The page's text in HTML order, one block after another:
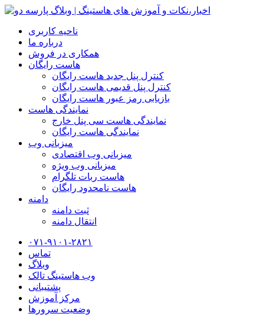
ناحیه کاربری
درباره ما
همکاری در فروش
هاست رایگان
کنترل پنل جدید هاست رایگان
کنترل پنل قدیمی هاست رایگان
بازیابی رمز عبور هاست رایگان
نمایندگی هاست
نمایندگی هاست سی پنل خارج
نمایندگی هاست رایگان
میزبانی وب
میزبانی وب اقتصادی
میزبانی وب ویژه
هاست ربات تلگرام
هاست نامحدود رایگان
دامنه
ثبت دامنه
انتقال دامنه
۰۷۱-۹۱۰۱-۲۸۲۱
تماس
وبلاگ
وب هاستینگ تالک
پشتیبانی
مرکز آموزش
وضعیت سرورها